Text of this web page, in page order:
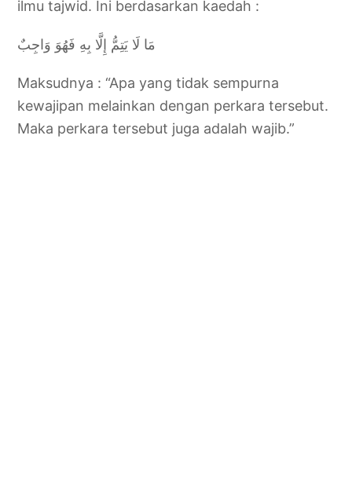
ilmu tajwid. Ini berdasarkan kaedah :
مَا لَا يَتِمُّ إِلَّا بِهِ فَهُوَ وَاجِبٌ
Maksudnya : “Apa yang tidak sempurna
kewajipan melainkan dengan perkara tersebut.
Maka perkara tersebut juga adalah wajib.”